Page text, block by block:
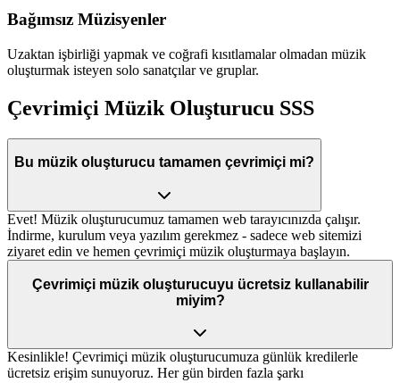
Bağımsız Müzisyenler
Uzaktan işbirliği yapmak ve coğrafi kısıtlamalar olmadan müzik
oluşturmak isteyen solo sanatçılar ve gruplar.
Çevrimiçi Müzik Oluşturucu SSS
Bu müzik oluşturucu tamamen çevrimiçi mi?
Evet! Müzik oluşturucumuz tamamen web tarayıcınızda çalışır.
İndirme, kurulum veya yazılım gerekmez - sadece web sitemizi
ziyaret edin ve hemen çevrimiçi müzik oluşturmaya başlayın.
Çevrimiçi müzik oluşturucuyu ücretsiz kullanabilir
miyim?
Kesinlikle! Çevrimiçi müzik oluşturucumuza günlük kredilerle
ücretsiz erişim sunuyoruz. Her gün birden fazla şarkı